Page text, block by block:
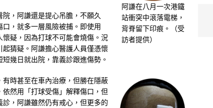
阿謙在八月一次港鐵
站衝突中滾落電梯，
背脊留下印痕。（受
訪者提供）
，阿謙還是提心吊膽，不願久
，就多一層風險被捕。即使用
懷疑，因為打球不可能會燒傷。況
猜疑。阿謙擔心醫護人員僅憑懷
幾日就出院，靠義診跟進傷勢。
時甚至在車內治療，但勝在隱蔽
然用「打球受傷」解釋傷口，但
，阿謙雖然仍有戒心，但更多的